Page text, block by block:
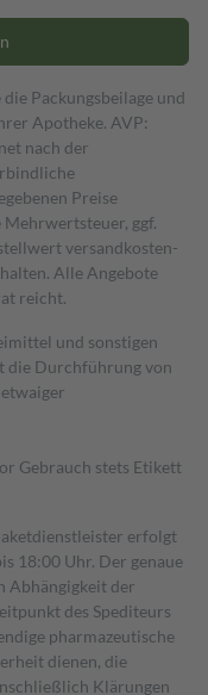
Packungsbeilage und
Apotheke. AVP:
nach der
Preise
ggf.
versand­kosten­
Alle Angebote
reicht.
und sonstigen
die Durchführung von
Gebrauch stets Etikett
erfolgt
18:00 Uhr. Der genaue
Abhängigkeit der
des Spediteurs
pharmazeutische
dienen, die
Klärungen